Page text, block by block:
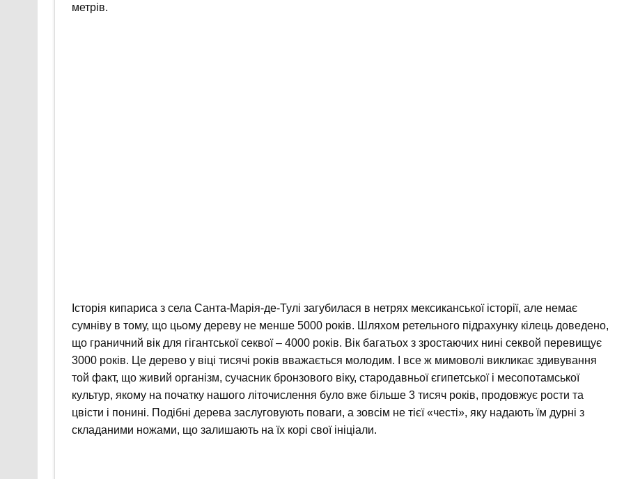
метрів.
Історія кипариса з села Санта-Марія-де-Тулі загубилася в нетрях мексиканської історії, але немає
сумніву в тому, що цьому дереву не менше 5000 років. Шляхом ретельного підрахунку кілець доведено,
що граничний вік для гігантської секвої – 4000 років. Вік багатьох з зростаючих нині секвой перевищує
3000 років. Це дерево у віці тисячі років вважається молодим. І все ж мимоволі викликає здивування
той факт, що живий організм, сучасник бронзового віку, стародавньої єгипетської і месопотамської
культур, якому на початку нашого літочислення було вже більше 3 тисяч років, продовжує рости та
цвісти і понині. Подібні дерева заслуговують поваги, а зовсім не тієї «честі», яку надають їм дурні з
складаними ножами, що залишають на їх корі свої ініціали.